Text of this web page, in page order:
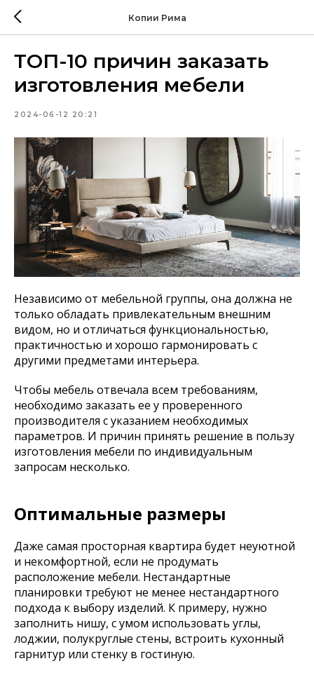
Копии Рима
ТОП-10 причин заказать
изготовления мебели
2024-06-12 20:21
Независимо от мебельной группы, она должна не
только обладать привлекательным внешним
видом, но и отличаться функциональностью,
практичностью и хорошо гармонировать с
другими предметами интерьера.
Чтобы мебель отвечала всем требованиям,
необходимо заказать ее у проверенного
производителя с указанием необходимых
параметров. И причин принять решение в пользу
изготовления мебели по индивидуальным
запросам несколько.
Оптимальные размеры
Даже самая просторная квартира будет неуютной
и некомфортной, если не продумать
расположение мебели. Нестандартные
планировки требуют не менее нестандартного
подхода к выбору изделий. К примеру, нужно
заполнить нишу, с умом использовать углы,
лоджии, полукруглые стены, встроить кухонный
гарнитур или стенку в гостиную.